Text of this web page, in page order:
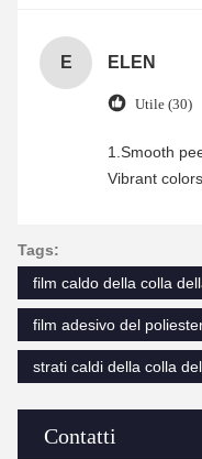
Contatti
E ELEN
Utile (30)
1.Smooth
Vibrant colors
Tags:
film caldo della colla
film adesivo del
strati caldi della colla